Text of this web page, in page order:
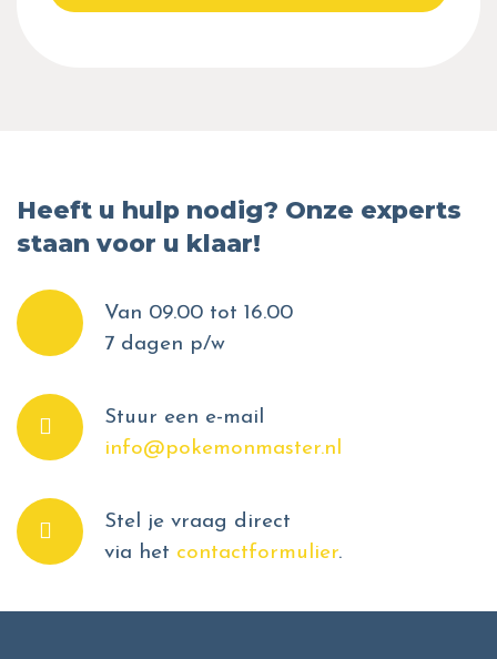
Heeft u hulp nodig? Onze experts
staan voor u klaar!
Van 09.00 tot 16.00
7 dagen p/w
Stuur een e-mail
info@pokemonmaster.nl
Stel je vraag direct
via het contactformulier.